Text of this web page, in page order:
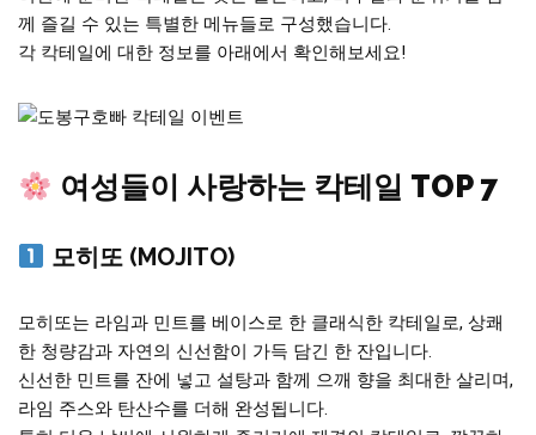
께 즐길 수 있는 특별한 메뉴들로 구성했습니다.
각 칵테일에 대한 정보를 아래에서 확인해보세요!
여성들이 사랑하는 칵테일 TOP 7
모히또 (MOJITO)
모히또는 라임과 민트를 베이스로 한 클래식한 칵테일로, 상쾌
한 청량감과 자연의 신선함이 가득 담긴 한 잔입니다.
신선한 민트를 잔에 넣고 설탕과 함께 으깨 향을 최대한 살리며,
라임 주스와 탄산수를 더해 완성됩니다.